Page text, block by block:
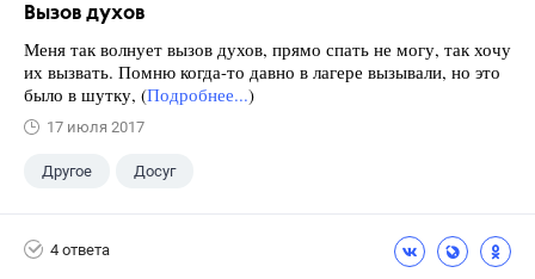
Вызов духов
Меня так волнует вызов духов, прямо спать не могу, так хочу
их вызвать. Помню когда-то давно в лагере вызывали, но это
было в шутку, (Подробнее...)
17 июля 2017
Другое Досуг
4 ответа